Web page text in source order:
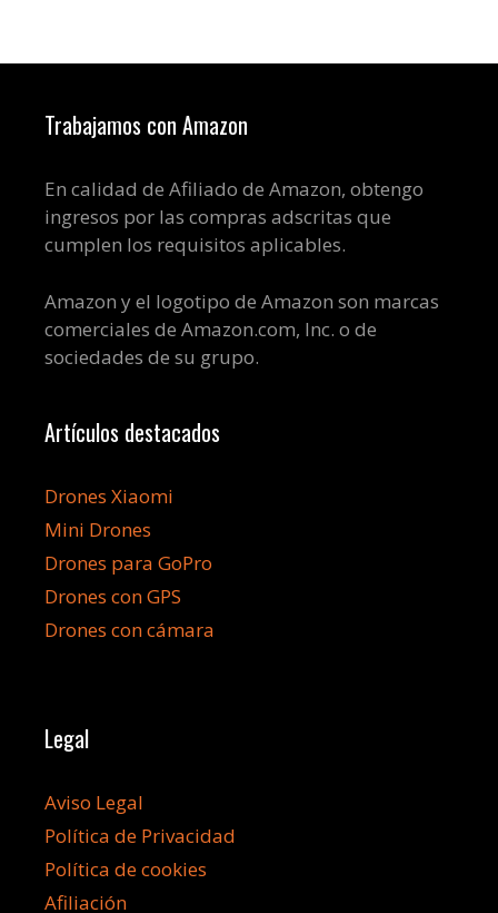
Trabajamos con Amazon
En calidad de Afiliado de Amazon, obtengo
ingresos por las compras adscritas que
cumplen los requisitos aplicables.
Amazon y el logotipo de Amazon son marcas
comerciales de Amazon.com, Inc. o de
sociedades de su grupo.
Artículos destacados
Drones Xiaomi
Mini Drones
Drones para GoPro
Drones con GPS
Drones con cámara
Legal
Aviso Legal
Política de Privacidad
Política de cookies
Afiliación